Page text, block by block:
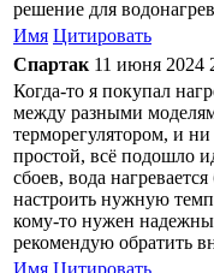
решение для
Имя Цитировать
Спартак 11 июня 2024
Когда-то я покупал
между разными
терморегулятором, и
простой, всё подошло
сбоев, вода
настроить нужную
кому-то нужен
рекомендую обратить